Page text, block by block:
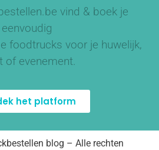
vind & boek je
eenvoudig
foodtrucks voor je huwelijk,
of evenement.
het platform
blog – Alle rechten